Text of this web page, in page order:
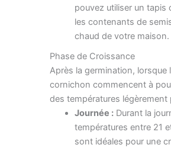
pouvez utiliser un tapis
les contenants de
chaud de votre maison.
Phase de Croissance
Après la germination, lorsque
cornichon commencent à
des températures légèrement
Journée :Durant la
températures entre 21
sont idéales pour une